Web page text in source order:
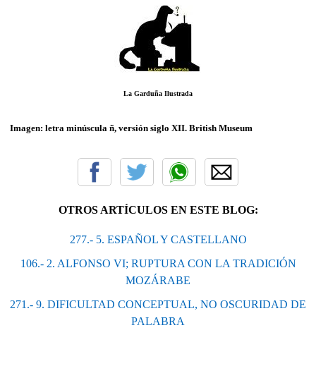
La Garduña Ilustrada
Imagen: letra minúscula ñ, versión siglo XII. British Museum
OTROS ARTÍCULOS EN ESTE BLOG:
277.- 5. ESPAÑOL Y CASTELLANO
106.- 2. ALFONSO VI; RUPTURA CON LA TRA­DICIÓN
MOZÁRABE
271.- 9. DIFICULTAD CONCEPTUAL, NO OSCU­RIDAD DE
PALABRA